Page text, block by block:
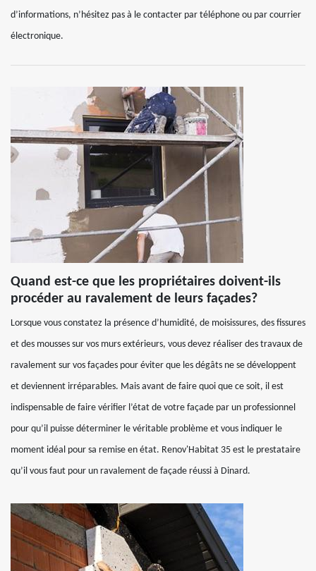
d’informations, n’hésitez pas à le contacter par téléphone ou par courrier
électronique.
Quand est-ce que les propriétaires doivent-ils
procéder au ravalement de leurs façades?
Lorsque vous constatez la présence d’humidité, de moisissures, des fissures
et des mousses sur vos murs extérieurs, vous devez réaliser des travaux de
ravalement sur vos façades pour éviter que les dégâts ne se développent
et deviennent irréparables. Mais avant de faire quoi que ce soit, il est
indispensable de faire vérifier l’état de votre façade par un professionnel
pour qu’il puisse déterminer le véritable problème et vous indiquer le
moment idéal pour sa remise en état. Renov'Habitat 35 est le prestataire
qu’il vous faut pour un ravalement de façade réussi à Dinard.